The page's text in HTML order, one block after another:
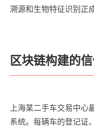
溯源和生物特征识别正
区块链构建的
上海某二手车交易中
系统。每辆车的登记证